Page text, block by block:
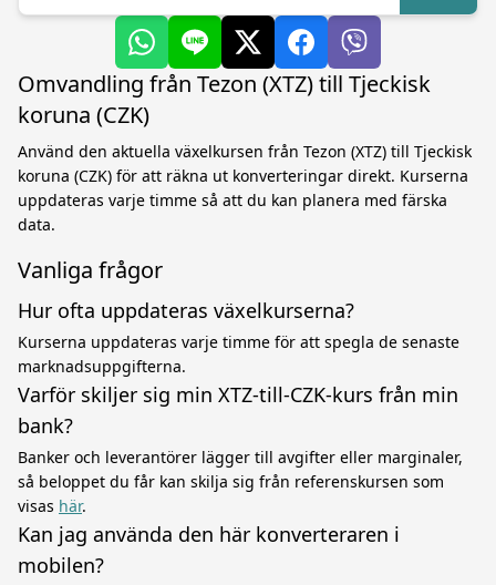
Omvandling från Tezon (XTZ) till Tjeckisk
koruna (CZK)
Använd den aktuella växelkursen från Tezon (XTZ) till Tjeckisk
koruna (CZK) för att räkna ut konverteringar direkt. Kurserna
uppdateras varje timme så att du kan planera med färska
data.
Vanliga frågor
Hur ofta uppdateras växelkurserna?
Kurserna uppdateras varje timme för att spegla de senaste
marknadsuppgifterna.
Varför skiljer sig min XTZ-till-CZK-kurs från min
bank?
Banker och leverantörer lägger till avgifter eller marginaler,
så beloppet du får kan skilja sig från referenskursen som
visas här.
Kan jag använda den här konverteraren i
mobilen?